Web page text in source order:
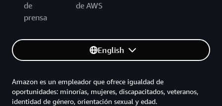
de
prensa
de AWS
English
Amazon es un empleador que ofrece igualdad de
oportunidades: minorías, mujeres, discapacitados, veteranos,
identidad de género, orientación sexual y edad.